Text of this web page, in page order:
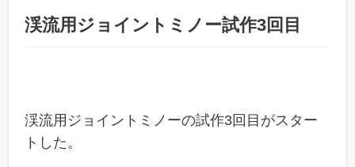
渓流用ジョイントミノー試作3回目
渓流用ジョイントミノーの試作3回目がスター
トした。